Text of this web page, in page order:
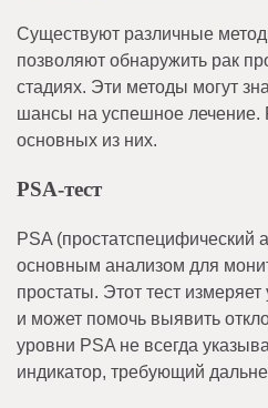
Существуют различные
позволяют обнаружить рак
стадиях. Эти методы могут
шансы на успешное лечение.
основных из них.
PSA-тест
PSA (простатспецифический
основным анализом для
простаты. Этот тест
и может помочь выявить
уровни PSA не всегда
индикатор, требующий